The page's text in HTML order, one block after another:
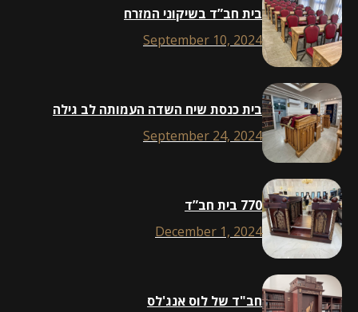
בית חב”ד בשיקוני המזרח
September 10, 2024
בית כנסת שיח השדה העמותה לב גילה
September 24, 2024
770 בית חב”ד
December 1, 2024
חב"ד של לוס אנג'לס